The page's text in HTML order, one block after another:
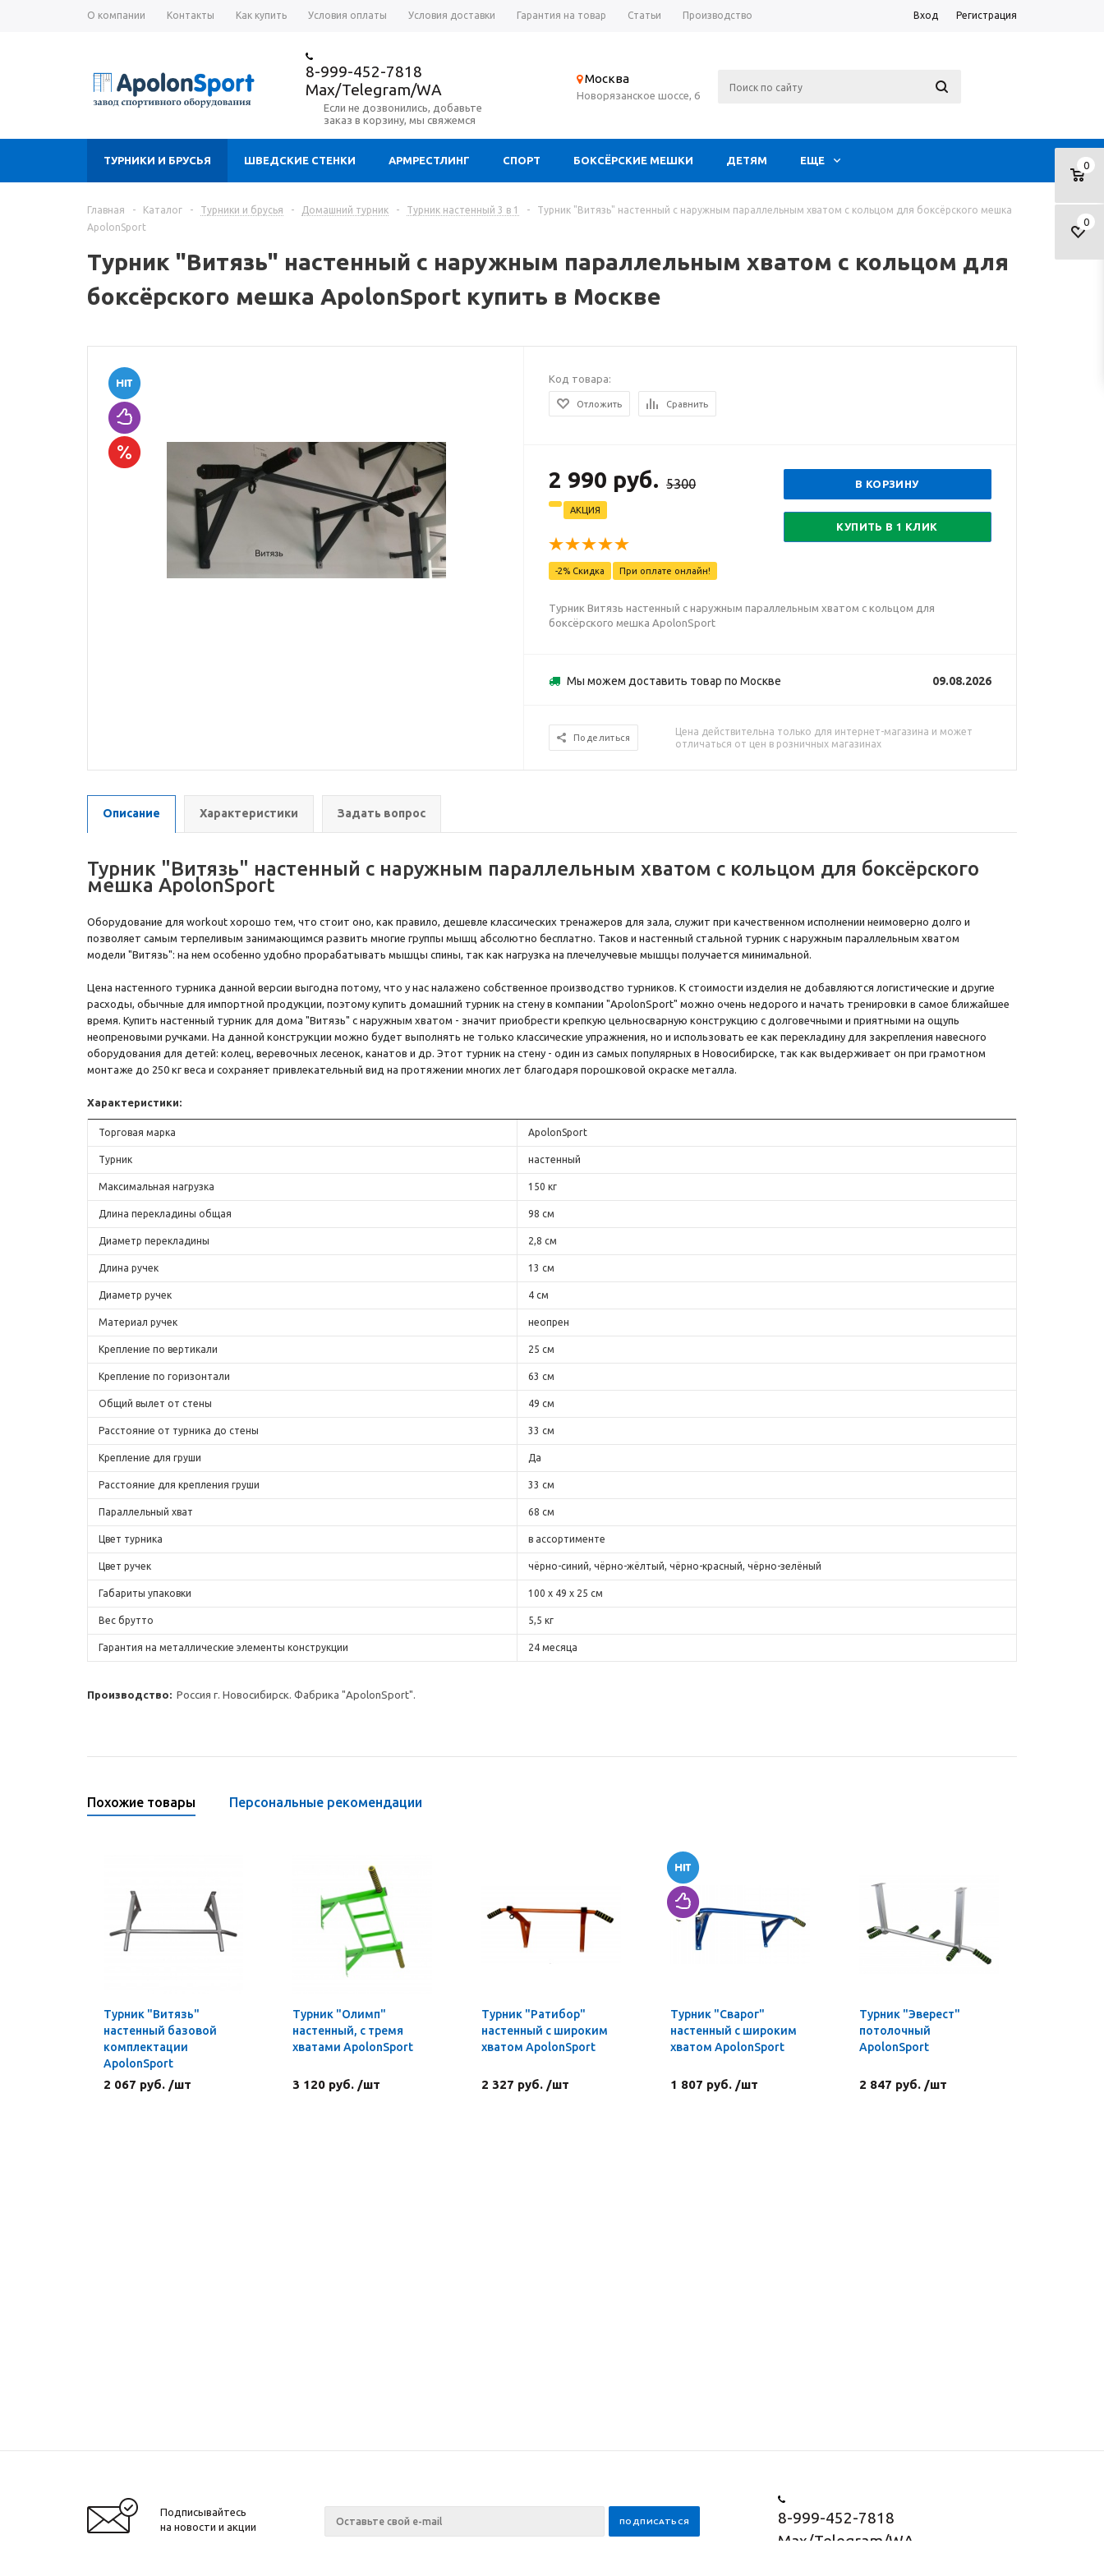
О компании Контакты Как купить Условия оплаты Условия доставки Гарантия на товар Статьи Производство Вход Регистрация
8-999-452-7818
Max/Telegram/WA
Если не дозвонились, добавьте
заказ в корзину, мы свяжемся
Москва
Новорязанское шоссе, 6
0
0
ТУРНИКИ И БРУСЬЯ ШВЕДСКИЕ СТЕНКИ АРМРЕСТЛИНГ СПОРТ БОКСЁРСКИЕ МЕШКИ ДЕТЯМ ЕЩЕ
Главная - Каталог - Турники и брусья - Домашний турник - Турник настенный 3 в 1 -
Турник "Витязь" настенный с наружным параллельным хватом с кольцом для боксёрского мешка
ApolonSport
Турник "Витязь" настенный с наружным параллельным хватом с кольцом для
боксёрского мешка ApolonSport купить в Москве
Код товара:
Отложить Сравнить
2 990 руб. 5300
АКЦИЯ
-2% Скидка При оплате онлайн!
В КОРЗИНУ
КУПИТЬ В 1 КЛИК
Турник Витязь настенный с наружным параллельным хватом с кольцом для
боксёрского мешка ApolonSport
Мы можем доставить товар по Москве 09.08.2026
Поделиться
Цена действительна только для интернет-магазина и может
отличаться от цен в розничных магазинах
Описание Характеристики Задать вопрос
Турник "Витязь" настенный с наружным параллельным хватом с кольцом для боксёрского
мешка ApolonSport
Оборудование для workout хорошо тем, что стоит оно, как правило, дешевле классических тренажеров для зала, служит при качественном исполнении неимоверно долго и
позволяет самым терпеливым занимающимся развить многие группы мышц абсолютно бесплатно. Таков и настенный стальной турник с наружным параллельным хватом
модели "Витязь": на нем особенно удобно прорабатывать мышцы спины, так как нагрузка на плечелучевые мышцы получается минимальной.
Цена настенного турника данной версии выгодна потому, что у нас налажено собственное производство турников. К стоимости изделия не добавляются логистические и другие
расходы, обычные для импортной продукции, поэтому купить домашний турник на стену в компании "ApolonSport" можно очень недорого и начать тренировки в самое ближайшее
время. Купить настенный турник для дома "Витязь" с наружным хватом - значит приобрести крепкую цельносварную конструкцию с долговечными и приятными на ощупь
неопреновыми ручками. На данной конструкции можно будет выполнять не только классические упражнения, но и использовать ее как перекладину для закрепления навесного
оборудования для детей: колец, веревочных лесенок, канатов и др. Этот турник на стену - один из самых популярных в Новосибирске, так как выдерживает он при грамотном
монтаже до 250 кг веса и сохраняет привлекательный вид на протяжении многих лет благодаря порошковой окраске металла.
Характеристики:
Торговая марка ApolonSport
Турник настенный
Максимальная нагрузка 150 кг
Длина перекладины общая 98 см
Диаметр перекладины 2,8 см
Длина ручек 13 см
Диаметр ручек 4 см
Материал ручек неопрен
Крепление по вертикали 25 см
Крепление по горизонтали 63 см
Общий вылет от стены 49 см
Расстояние от турника до стены 33 см
Крепление для груши Да
Расстояние для крепления груши 33 см
Параллельный хват 68 см
Цвет турника в ассортименте
Цвет ручек чёрно-синий, чёрно-жёлтый, чёрно-красный, чёрно-зелёный
Габариты упаковки 100 х 49 х 25 см
Вес брутто 5,5 кг
Гарантия на металлические элементы конструкции 24 месяца
Производство: Россия г. Новосибирск. Фабрика "ApolonSport".
Похожие товары Персональные рекомендации
Турник "Витязь"
настенный базовой
комплектации
ApolonSport
2 067 руб. /шт
Турник "Олимп"
настенный, с тремя
хватами ApolonSport
3 120 руб. /шт
Турник "Ратибор"
настенный с широким
хватом ApolonSport
2 327 руб. /шт
Турник "Сварог"
настенный с широким
хватом ApolonSport
1 807 руб. /шт
Турник "Эверест"
потолочный
ApolonSport
2 847 руб. /шт
Подписывайтесь
на новости и акции
8-999-452-7818
Max/Telegram/WA